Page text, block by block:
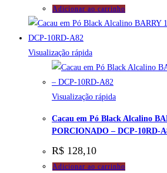
Adicionar ao carrinho
Visualização rápida
Visualização rápida
Cacau em Pó Black Alcalino
PORCIONADO – DCP-10RD-
R$ 128,10
Adicionar ao carrinho